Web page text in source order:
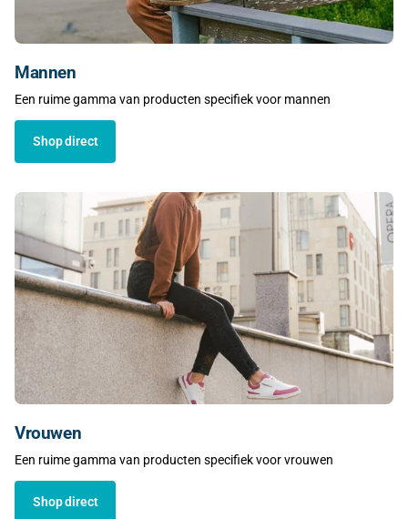
Mannen
Een ruime gamma van producten specifiek voor mannen
Shop direct
Vrouwen
Een ruime gamma van producten specifiek voor vrouwen
Shop direct